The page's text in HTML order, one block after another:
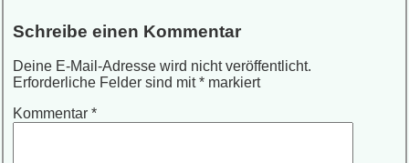
Schreibe einen Kommentar
Deine E-Mail-Adresse wird nicht veröffentlicht.
Erforderliche Felder sind mit* markiert
Kommentar *